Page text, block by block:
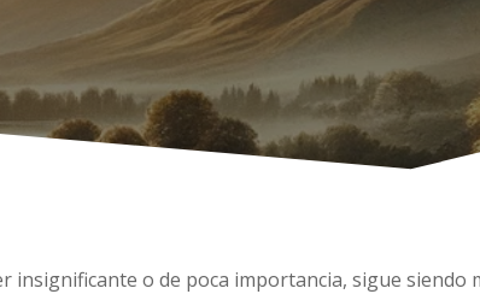
insignificante o de poca importancia, sigue siendo